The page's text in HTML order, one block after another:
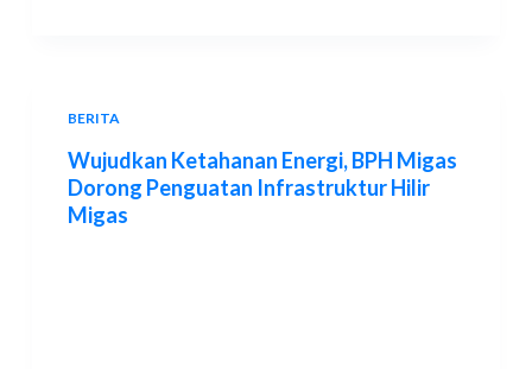
BERITA
Wujudkan Ketahanan Energi, BPH Migas
Dorong Penguatan Infrastruktur Hilir
Migas